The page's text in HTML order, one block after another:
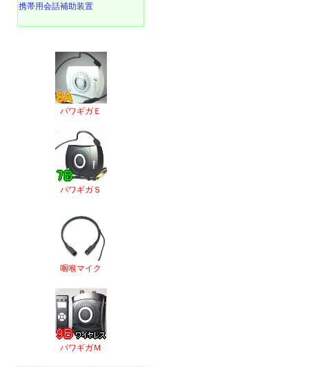
携帯用会話補助装置
パワギガＥ
パワギガＳ
咽喉マイク
パワギガＭ